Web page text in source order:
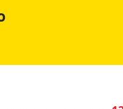
обл, Таганрог г,